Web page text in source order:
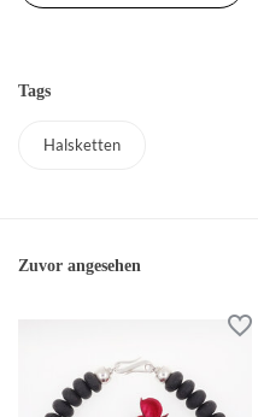
Tags
Halsketten
Zuvor angesehen